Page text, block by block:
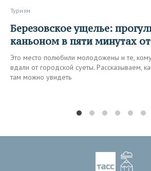
Туризм
Березовское ущелье: прогулка над
каньоном в пяти минутах
Это место полюбили молодожены и те,
вдали от городской суеты. Рассказываем,
там можно увидеть